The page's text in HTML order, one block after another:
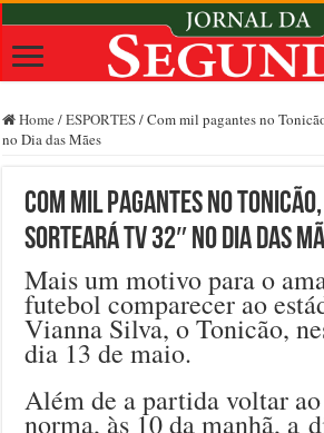
Home /ESPORTES/Com mil pagantes no
no Dia das Mães
Com mil pagantes no Tonicão,
sorteará TV 32″ no Dia das
Mais um motivo para o
futebol comparecer ao
Vianna Silva, o Tonicão,
dia 13 de maio.
Além de a partida voltar
norma, às 10 da manhã, a